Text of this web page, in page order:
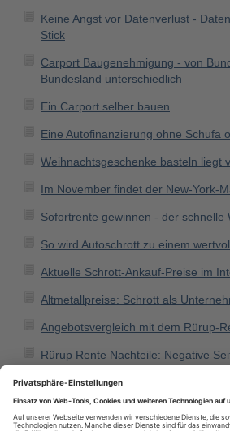
Keine Angst vor Datenverlust -
Stick
Carport Baugenehmigung - von
Bundesland unterschiedlich
Ein Carport selber bauen
Eine Autofinanzierung ohne Schufa
Weihnachtsgeschenke basteln liegt
Im November findet der New-York-
Sofortrente gewinnen - der schnelle
So wird Autoschrott zu einem
Aktuelle Schrott-Ankauf-Preise im
Altmetallpreise: Schrott als
Angebotsvergleich mit dem Rürup-
Rürup Rente Nachteile: Negative
Über einen Rürup-Rente-Test
sparen